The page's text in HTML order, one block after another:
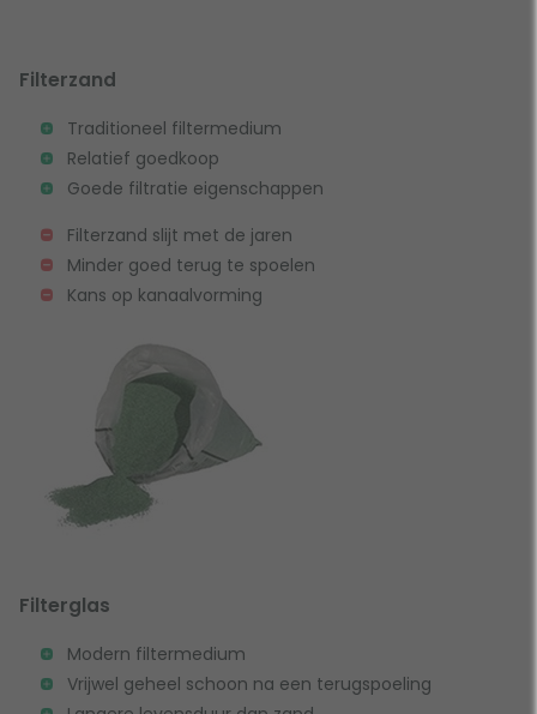
Filterzand
Traditioneel filtermedium
Relatief goedkoop
Goede filtratie eigenschappen
Filterzand slijt met de jaren
Minder goed terug te spoelen
Kans op kanaalvorming
Filterglas
Modern filtermedium
Vrijwel geheel schoon na een terugspoeling